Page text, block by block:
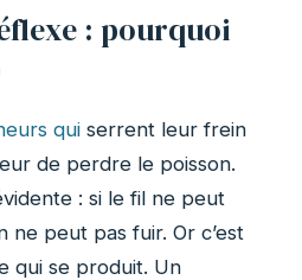
: pourquoi
qui serrent leur frein
de perdre le poisson.
: si le fil ne peut
ne peut pas fuir. Or c’est
qui se produit. Un